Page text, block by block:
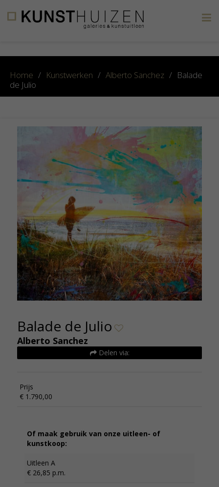
Home / Kunstwerken / Alberto Sanchez / Balade
de Julio
Balade de Julio
Alberto Sanchez
Delen via:
Prijs
€ 1.790,00
Of maak gebruik van onze uitleen- of
kunstkoop:
Uitleen A
€ 26,85 p.m.